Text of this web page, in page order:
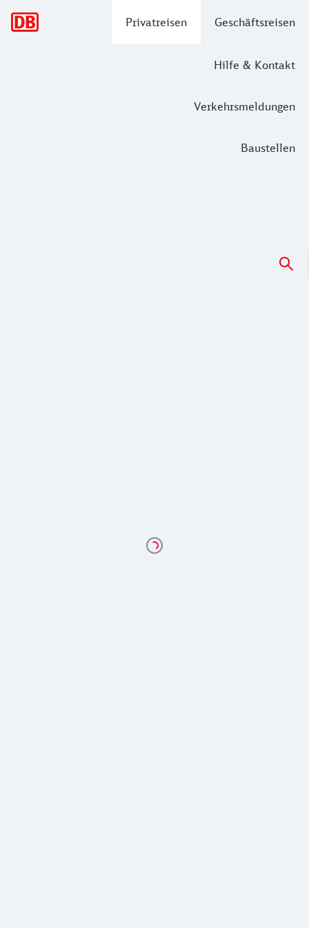
Privatreisen Geschäftsreisen
Hilfe & Kontakt
Verkehrsmeldungen
Baustellen